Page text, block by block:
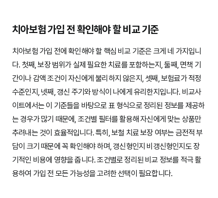
치아보험 가입 전 확인해야 할 비교 기준
치아보험 가입 전에 확인해야 할 핵심 비교 기준은 크게 네 가지입니
다. 첫째, 보장 범위가 실제 필요한 치료를 포함하는지, 둘째, 면책 기
간이나 감액 조건이 자신에게 불리하지 않은지, 셋째, 보험료가 적정
수준인지, 넷째, 갱신 주기와 방식이 나에게 유리한지입니다. 비교사
이트에서는 이 기준들을 바탕으로 표 형식으로 정리된 정보를 제공하
는 경우가 많기 때문에, 조건별 필터를 활용해 자신에게 맞는 상품만
추려내는 것이 효율적입니다. 특히, 보철 치료 보장 여부는 금전적 부
담이 크기 때문에 꼭 확인해야 하며, 갱신형인지 비갱신형인지도 장
기적인 비용에 영향을 줍니다. 조건별로 정리된 비교 정보를 적극 활
용하여 가입 전 모든 가능성을 고려한 선택이 필요합니다.